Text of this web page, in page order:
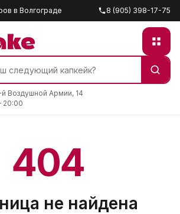
в Волгограде 8 (905) 398-17-75
й Воздушной Армии, 14
20:00
404
не найдена